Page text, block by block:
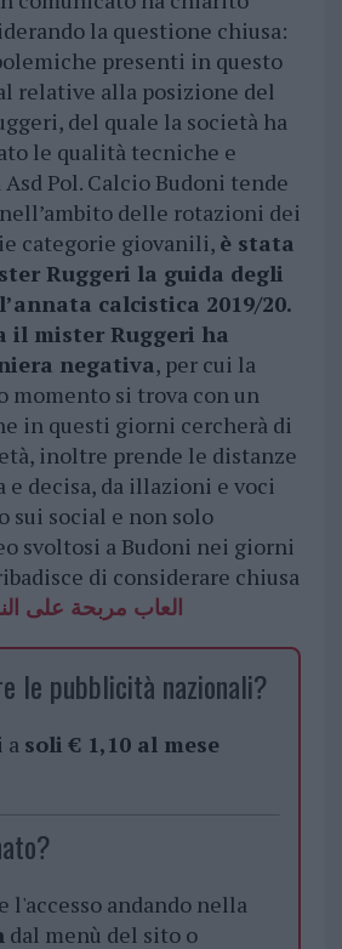
la questione chiusa:
presenti in questo
relative alla posizione del
del quale la società ha
le qualità tecniche e
Pol. Calcio Budoni tende
delle rotazioni dei
categorie giovanili, è stata
Ruggeri la guida degli
calcistica 2019/20.
il mister Ruggeri ha
negativa, per cui la
momento si trova con un
in questi giorni cercherà di
inoltre prende le distanze
decisa, da illazioni e voci
sui social e non solo
svoltosi a Budoni nei giorni
di considerare chiusa
العاب مربحة على
le pubblicità nazionali?
a soli € 1,10 al mese
l'accesso andando nella
dal menù del sito o